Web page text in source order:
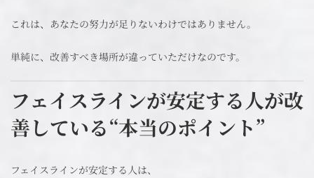
これは、あなたの努力が足りないわけではありません。
単純に、改善すべき場所が違っていただけなのです。
フェイスラインが安定する人が改
善している“本当のポイント”
フェイスラインが安定する人は、